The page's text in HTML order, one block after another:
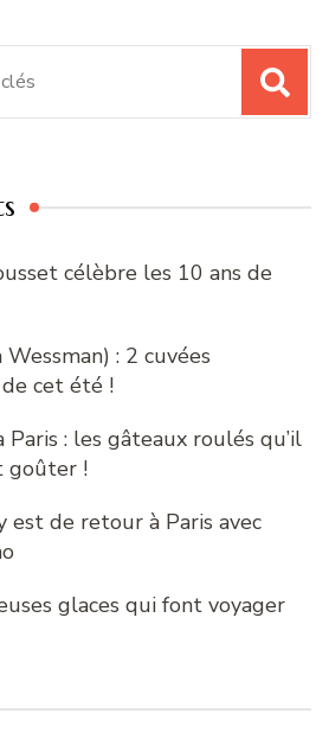
célèbre les 10 ans de
: 2 cuvées
cet été !
Paris : les gâteaux roulés qu’il
goûter !
est de retour à Paris avec
glaces qui font voyager